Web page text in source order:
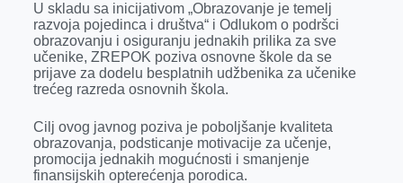
r
U skladu sa inicijativom „Obrazovanje je temelj
razvoja pojedinca i društva“ i Odlukom o podršci
obrazovanju i osiguranju jednakih prilika za sve
učenike, ZREPOK poziva osnovne škole da se
prijave za dodelu besplatnih udžbenika za učenike
trećeg razreda osnovnih škola.
Cilj ovog javnog poziva je poboljšanje kvaliteta
obrazovanja, podsticanje motivacije za učenje,
promocija jednakih mogućnosti i smanjenje
finansijskih opterećenja porodica.